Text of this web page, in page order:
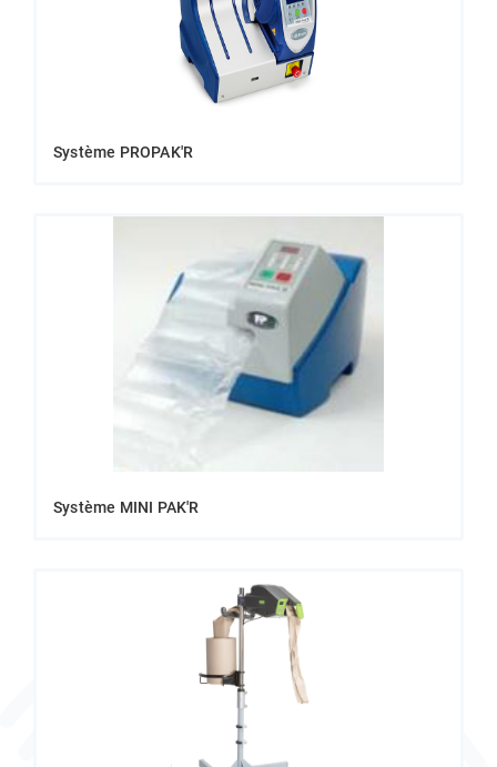
Système PROPAK'R
Système MINI PAK'R